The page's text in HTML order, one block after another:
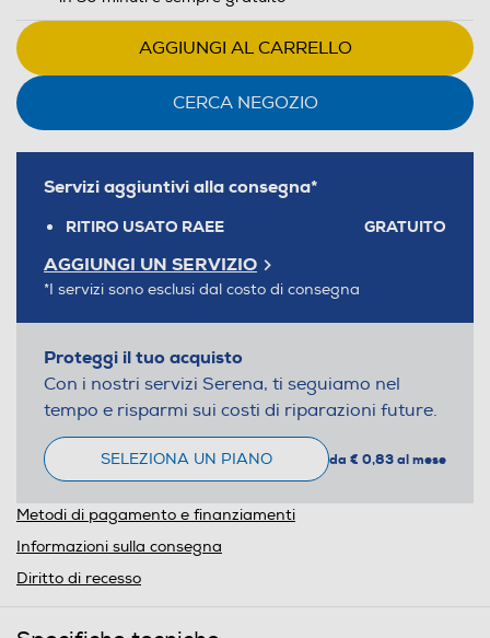
AGGIUNGI AL CARRELLO
CERCA NEGOZIO
Servizi aggiuntivi alla consegna*
RITIRO USATO RAEE GRATUITO
AGGIUNGI UN SERVIZIO
*I servizi sono esclusi dal costo di consegna
Proteggi il tuo acquisto
Con i nostri servizi Serena, ti seguiamo nel
tempo e risparmi sui costi di riparazioni future.
SELEZIONA UN PIANO da € 0,83 al mese
Metodi di pagamento e finanziamenti
Informazioni sulla consegna
Diritto di recesso